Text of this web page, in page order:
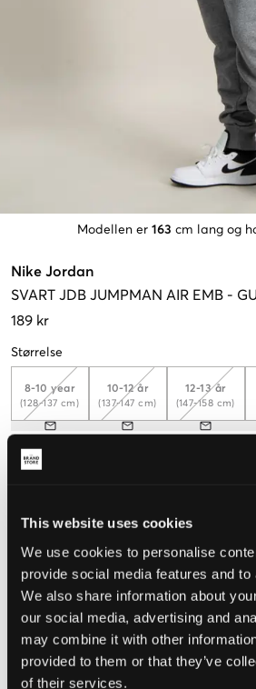
This website uses cookies
We use cookies to personalise
provide social media features and
We also share information about
our social media, advertising and
may combine it with other
provided to them or that they’ve
of their services.
Modellen er 163 cm lang og
Nike Jordan
SVART JDB JUMPMAN AIR EMB -
189 kr
Størrelse
8-10 year
(128-137 cm)
10-12 år
(137-147 cm)
12-13 år
(147-158 cm)
Opplevd størrelse
VELG EN STØRRELSE
Rask levering
Fri frakt over 999 kr
Retur- og bytterett i 60 dager